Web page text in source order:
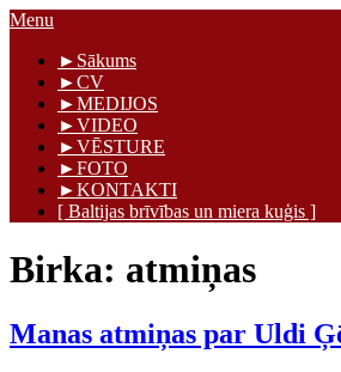
Skip
content
Māris Graudiņš
Menu
►Sākums
►CV
►MEDIJOS
►VIDEO
►VĒSTURE
►FOTO
►KONTAKTI
[ Baltijas brīvības un miera kuģis ]
Birka: atmiņas
Manas atmiņas par Uldi